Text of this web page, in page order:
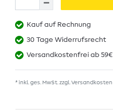
Kauf auf Rechnung
30 Tage Widerrufsrecht
Versandkostenfrei ab 59€
* inkl. ges. MwSt. zzgl.Versandkosten